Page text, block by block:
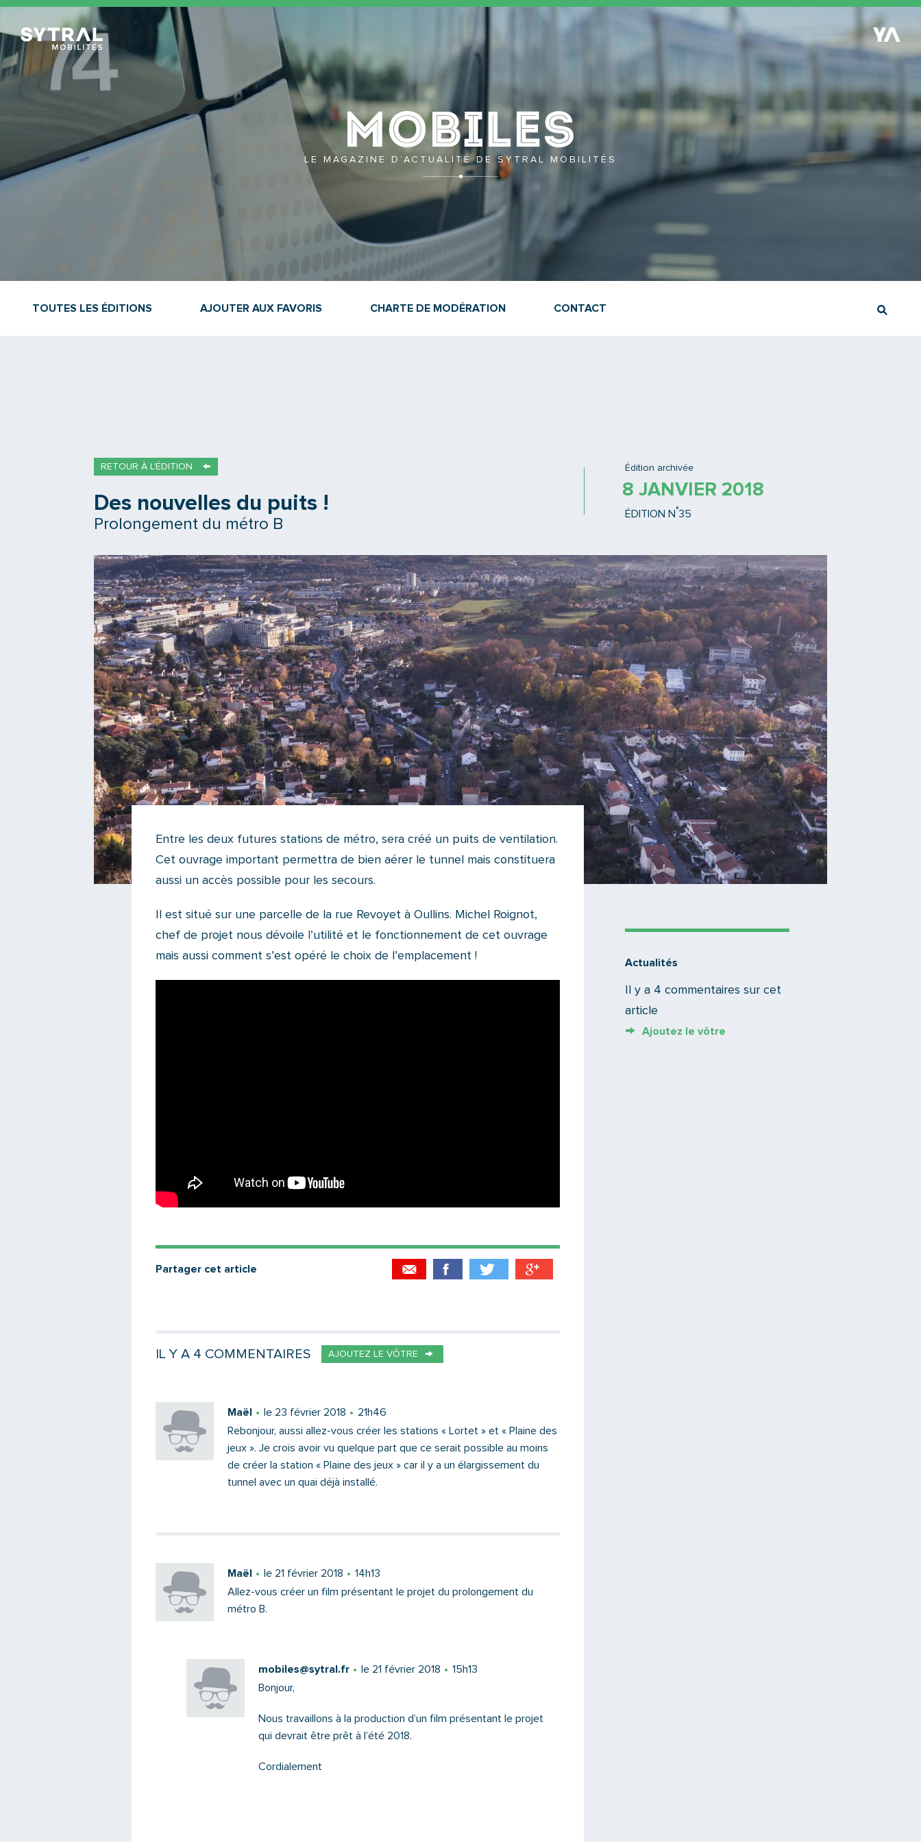
TCL Sytral
Retour à l'accueil
Mobiles
LE MAGAZINE D’ACTUALITÉ DE SYTRAL MOBILITÉS
TOUTES LES ÉDITIONS AJOUTER AUX FAVORIS CHARTE DE MODÉRATION CONTACT
RETOUR À L'ÉDITION Édition archivée
8 JANVIER 2018
ÉDITION N °35
Des nouvelles du puits !
Prolongement du métro B
Actualités
Il y a 4 commentaires sur cet
article
Ajoutez le vôtre
Entre les deux futures stations de métro, sera créé un puits de ventilation.
Cet ouvrage important permettra de bien aérer le tunnel mais constituera
aussi un accès possible pour les secours.
Il est situé sur une parcelle de la rue Revoyet à Oullins. Michel Roignot,
chef de projet nous dévoile l’utilité et le fonctionnement de cet ouvrage
mais aussi comment s’est opéré le choix de l’emplacement !
Partager cet article
Message
IL Y A 4 COMMENTAIRES AJOUTEZ LE VÔTRE
Maël le 23 février 2018
21h46
Rebonjour, aussi allez-vous créer les stations « Lortet » et « Plaine des
jeux ». Je crois avoir vu quelque part que ce serait possible au moins
de créer la station « Plaine des jeux » car il y a un élargissement du
tunnel avec un quai déjà installé.
Maël le 21 février 2018
14h13
Allez-vous créer un film présentant le projet du prolongement du
métro B.
mobiles@sytral.fr le 21 février 2018
15h13
Bonjour,
Nous travaillons à la production d’un film présentant le projet
qui devrait être prêt à l’été 2018.
Cordialement